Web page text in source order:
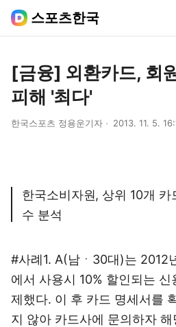
스포츠한국
[금융] 외환카드, 회
피해 '최다'
한국스포츠 정용운기자 2013. 11. 5.
한국소비자원, 상위 10개 카
수 분석
#사례1. A(남ㆍ30대)는 2012
에서 사용시 10% 할인되는
제했다. 이 후 카드 명세서를
지 않아 카드사에 문의하자